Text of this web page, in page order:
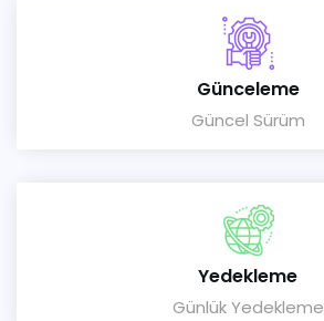
Günceleme
Güncel Sürüm
Yedekleme
Günlük Yedekleme